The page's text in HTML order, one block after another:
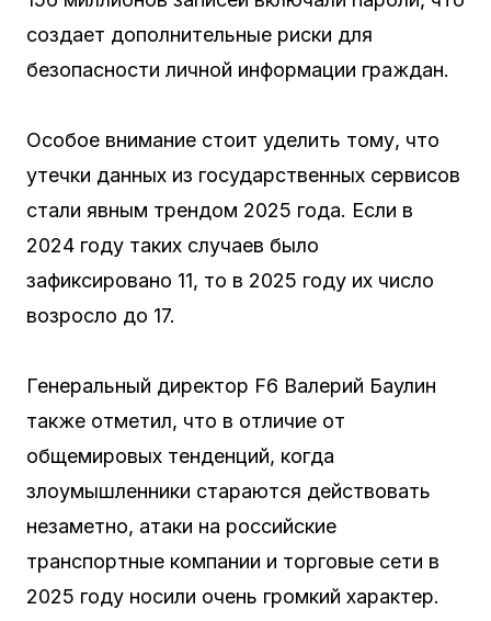
создает дополнительные риски для
безопасности личной информации граждан.
Особое внимание стоит уделить тому, что
утечки данных из государственных сервисов
стали явным трендом 2025 года. Если в
2024 году таких случаев было
зафиксировано 11, то в 2025 году их число
возросло до 17.
Генеральный директор F6 Валерий Баулин
также отметил, что в отличие от
общемировых тенденций, когда
злоумышленники стараются действовать
незаметно, атаки на российские
транспортные компании и торговые сети в
2025 году носили очень громкий характер.